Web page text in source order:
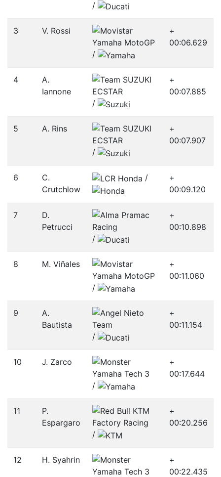
/­
3 V. Rossi
/­
+
00:06.629
4
A.
Iannone
/­
+
00:07.885
5 A. Rins
/­
+
00:07.907
6
C.
Crutchlow
/­
+
00:09.120
7
D.
Petrucci
/­
+
00:10.898
8 M. Viñales
/­
+
00:11.060
9
A.
Bautista
/­
+
00:11.154
10 J. Zarco
/­
+
00:17.644
11
P.
Espargaro
/­
+
00:20.256
12 H. Syahrin
+
00:22.435